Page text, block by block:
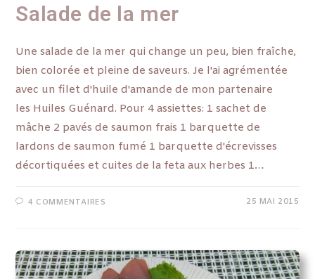
Salade de la mer
Une salade de la mer qui change un peu, bien fraîche,
bien colorée et pleine de saveurs. Je l'ai agrémentée
avec un filet d'huile d'amande de mon partenaire
les Huiles Guénard. Pour 4 assiettes: 1 sachet de
mâche 2 pavés de saumon frais 1 barquette de
lardons de saumon fumé 1 barquette d'écrevisses
décortiquées et cuites de la feta aux herbes 1…
4 COMMENTAIRES 25 MAI 2015